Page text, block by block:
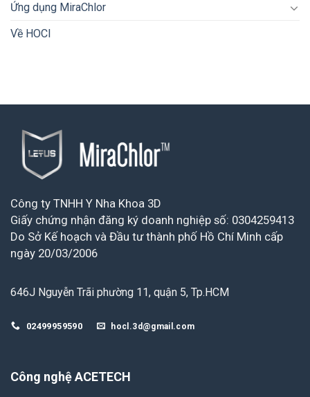
Ứng dụng MiraChlor
Về HOCl
Công ty TNHH Y Nha Khoa 3D
Giấy chứng nhận đăng ký doanh nghiệp số: 0304259413
Do Sở Kế hoạch và Đầu tư thành phố Hồ Chí Minh cấp
ngày 20/03/2006
646J Nguyễn Trãi phường 11, quận 5, Tp.HCM
02499959590 hocl.3d@gmail.com
Công nghệ ACETECH